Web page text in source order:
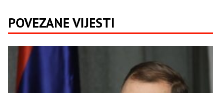
POVEZANE VIJESTI